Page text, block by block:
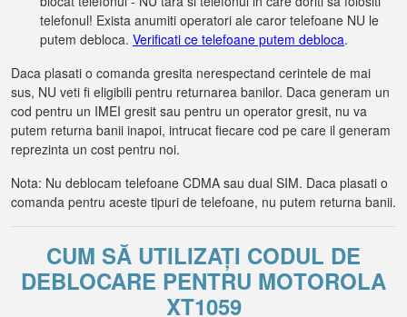
telefonul! Exista anumiti operatori ale caror telefoane NU le
putem debloca. Verificati ce telefoane putem debloca.
Daca plasati o comanda gresita nerespectand cerintele de mai
sus, NU veti fi eligibili pentru returnarea banilor. Daca generam un
cod pentru un IMEI gresit sau pentru un operator gresit, nu va
putem returna banii inapoi, intrucat fiecare cod pe care il generam
reprezinta un cost pentru noi.
Nota: Nu deblocam telefoane CDMA sau dual SIM. Daca plasati o
comanda pentru aceste tipuri de telefoane, nu putem returna banii.
CUM SĂ UTILIZAȚI CODUL DE
DEBLOCARE PENTRU MOTOROLA
XT1059